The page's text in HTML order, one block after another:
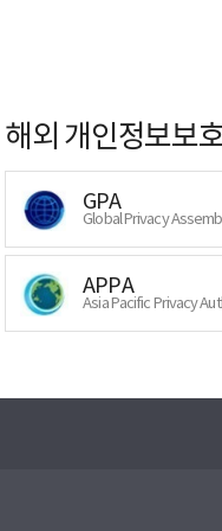
해외 개인정보보
GPA
Global Privacy
APPA
Asia Pacific Privacy